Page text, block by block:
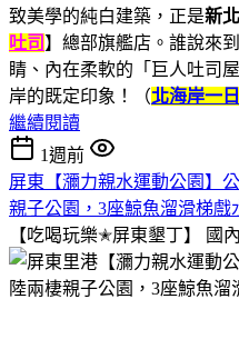
致美學的純白建築，正是新
吐司 】總部旗艦店。誰說來
睛、內在柔軟的「巨人吐司
岸的既定印象！（北海岸一
繼續閱讀
1週前
屏東【瀰力親水運動公園】
親子公園，3座鯨魚溜滑梯戲
【吃喝玩樂✭屏東墾丁】
國